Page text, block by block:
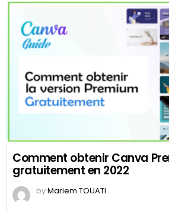
Comment obtenir Canva
gratuitement en 2022
byMariem TOUATI